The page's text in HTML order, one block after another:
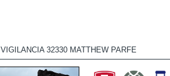
VIGILANCIA 32330 MATTHEW PARFE